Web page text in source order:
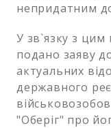
непридатним
У зв`язку з цим
подано заяву
актуальних
державного
"Оберіг" про